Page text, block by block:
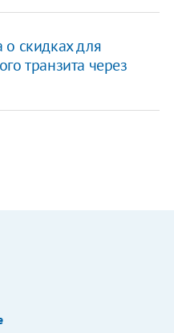
о скидках для
транзита через